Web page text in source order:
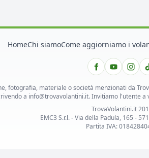
HomeChi siamoCome aggiorniamo i
fotografia, materiale o società menzionati da
a info@trovavolantini.it. Invitiamo l'utente
TrovaVolantini.it
EMC3 S.r.l. - Via della Padula, 165 -
Partita IVA: